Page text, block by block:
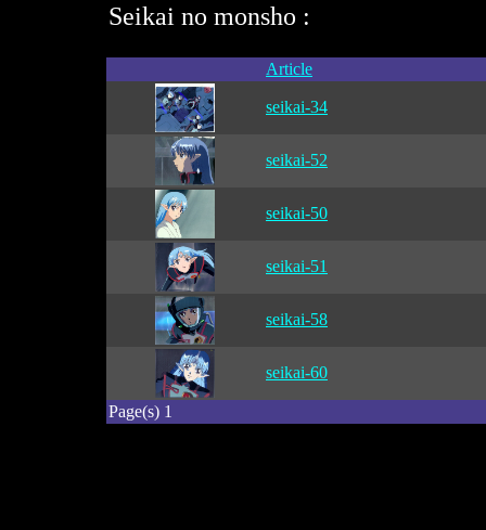
Seikai no monsho :
Article
seikai-34
seikai-52
seikai-50
seikai-51
seikai-58
seikai-60
Page(s) 1